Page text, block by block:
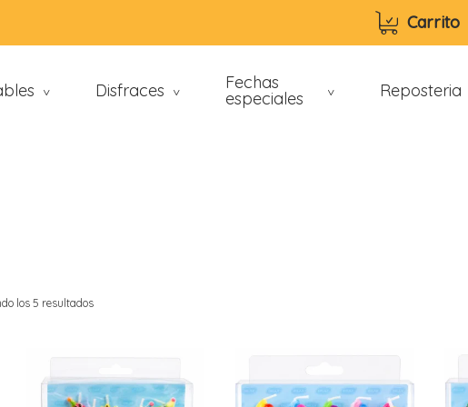
Carrito
> Disfraces > Fechas
especiales > Reposteria
los 5 resultados